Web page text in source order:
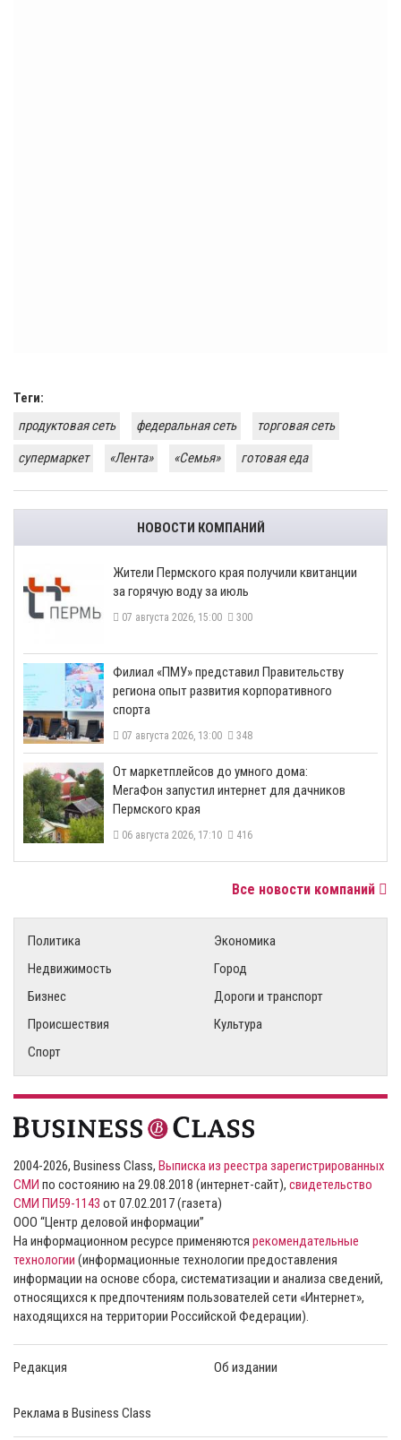
Теги:
продуктовая сеть
федеральная сеть
торговая сеть
супермаркет
«Лента» «Семья» готовая еда
НОВОСТИ КОМПАНИЙ
​Жители Пермского края получили квитанции
за горячую воду за июль
07 августа 2026, 15:00 300
​Филиал «ПМУ» представил Правительству
региона опыт развития корпоративного
спорта
07 августа 2026, 13:00 348
От маркетплейсов до умного дома:
МегаФон запустил интернет для дачников
Пермского края
06 августа 2026, 17:10 416
Все новости компаний
Политика
Экономика
Недвижимость
Город
Бизнес
Дороги и транспорт
Происшествия
Культура
Спорт
2004-2026, Business Class, Выписка из реестра зарегистрированных
СМИ по состоянию на 29.08.2018 (интернет-сайт), свидетельство
СМИ ПИ59-1143 от 07.02.2017 (газета)
ООО “Центр деловой информации”
На информационном ресурсе применяются рекомендательные
технологии (информационные технологии предоставления
информации на основе сбора, систематизации и анализа сведений,
относящихся к предпочтениям пользователей сети «Интернет»,
находящихся на территории Российской Федерации).
Редакция Об издании
Реклама в Business Class